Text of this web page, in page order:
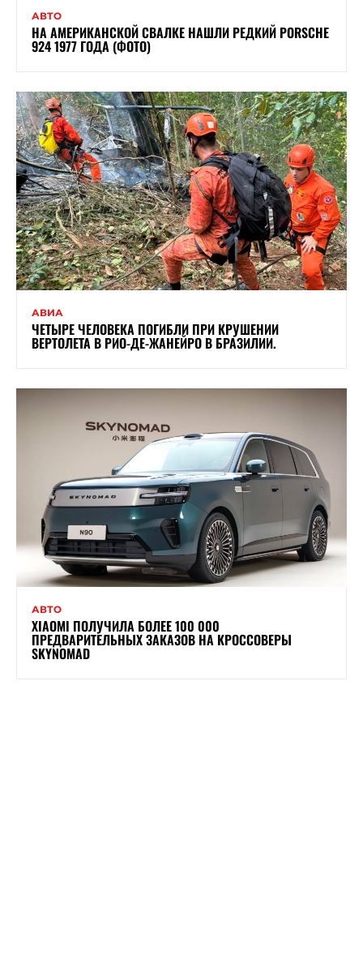
АВТО
НА АМЕРИКАНСКОЙ СВАЛКЕ НАШЛИ РЕДКИЙ PORSCHE
924 1977 ГОДА (ФОТО)
АВИА
ЧЕТЫРЕ ЧЕЛОВЕКА ПОГИБЛИ ПРИ КРУШЕНИИ
ВЕРТОЛЕТА В РИО-ДЕ-ЖАНЕЙРО В БРАЗИЛИИ.
АВТО
XIAOMI ПОЛУЧИЛА БОЛЕЕ 100 000
ПРЕДВАРИТЕЛЬНЫХ ЗАКАЗОВ НА КРОССОВЕРЫ
SKYNOMAD